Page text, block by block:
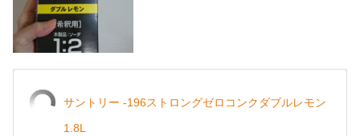
サントリー -196ストロングゼロコンクダブルレモン
1.8L